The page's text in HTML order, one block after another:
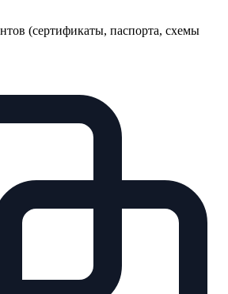
(сертификаты, паспорта, схемы